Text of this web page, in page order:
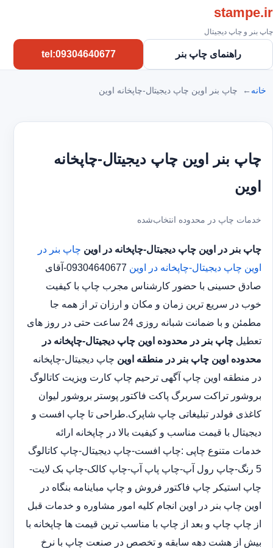
stampe.ir
چاپ بنر و چاپ دیجیتال
راهنمای چاپ بنر tel:09304640677
خانه چاپ بنر اوین چاپ دیجیتال-چاپخانه اوین
چاپ بنر اوین چاپ دیجیتال-چاپخانه
اوین
خدمات چاپ در محدوده انتخاب‌شده
چاپ بنر در اوین چاپ دیجیتال-چاپخانه در اوین چاپ بنر در
اوین چاپ دیجیتال-چاپخانه در اوین
09304640677-آقای
صادق حسینی با حضور کارشناس مجرب چاپ با کیفیت
خوب در سریع ترین زمان و مکان و ارزان تر از همه جا
مطمئن و با ضمانت شبانه روزی 24 ساعت حتی در روز های
تعطیل چاپ بنر در محدوده اوین چاپ دیجیتال-چاپخانه در
محدوده اوین چاپ بنر در منطقه اوین چاپ دیجیتال-چاپخانه
در منطقه اوین چاپ آگهی ترحیم چاپ کارت ویزیت کاتالوگ
بروشور تراکت سربرگ پاکت فاکتور پوستر بروشور لیوان
کاغذی فولدر تبلیغاتی چاپ شاپرک.طراحی تا چاپ افست و
دیجیتال با قیمت مناسب و کیفیت بالا در چاپخانه ارائه
خدمات متنوع چاپی :چاپ افست-چاپ دیجیتال-چاپ کاتالوگ
5 رنگ-چاپ رول آپ-چاپ پاپ آپ-چاپ کالک-چاپ بک لایت-
چاپ استیکر چاپ فاکتور فروش و چاپ مباینامه بنگاه در
اوین چاپ بنر در اوین انجام کلیه امور مشاوره و خدمات قبل
از چاپ چاپ و بعد از چاپ با مناسب ترین قیمت ها چاپخانه با
بیش از هشت دهه سابقه و تخصص در صنعت چاپ با نرخ